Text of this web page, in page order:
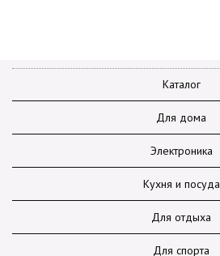
Каталог
Для дома
Электроника
Кухня и посуда
Для отдыха
Для спорта